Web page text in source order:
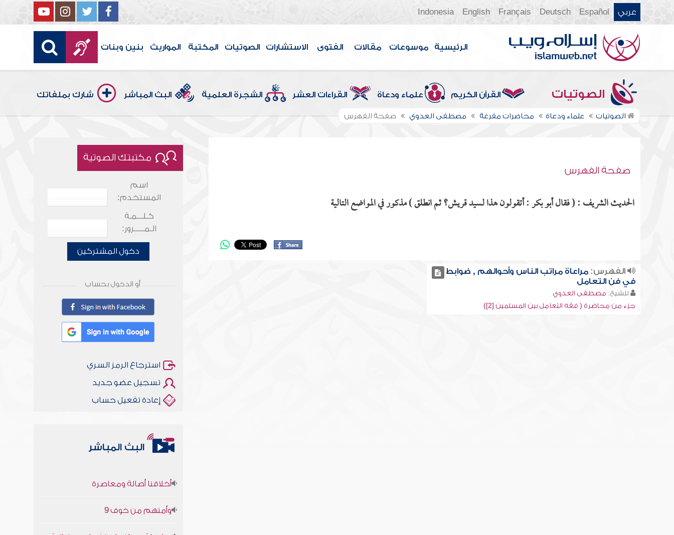
عربي Español
Deutsch
Français
English
Indonesia
الرئيسية موسوعات مقالات الفتوى الاستشارات الصوتيات المكتبة المواريث بنين وبنات
الصوتيات القرآن الكريم علماء ودعاة القراءات العشر الشجرة العلمية البث المباشر شارك بملفاتك
الصوتيات علماء ودعاة محاضرات مفرغة مصطفى العدوي صفحة الفهرس
صفحة الفهرس
الحديث الشريف : ( فقال أبو بكر : أتقولون هذا لسيد قريش؟ ثم انطلق ) مذكور في المواضع التالية
الفهرس:مراعاة مراتب الناس وأحوالهم , ضوابط
في فن التعامل
للشيخ: مصطفى العدوي
جزء من محاضرة ( فقه التعامل بين المسلمين [2])
مكتبتك الصوتية
اسم
المستخدم:
كـلـــمـة
الـمـــــرور:
دخول المشتركين
أو الدخول بحساب
استرجاع الرمز السري
تسجيل عضو جديد
إعادة تفعيل حساب
البث المباشر